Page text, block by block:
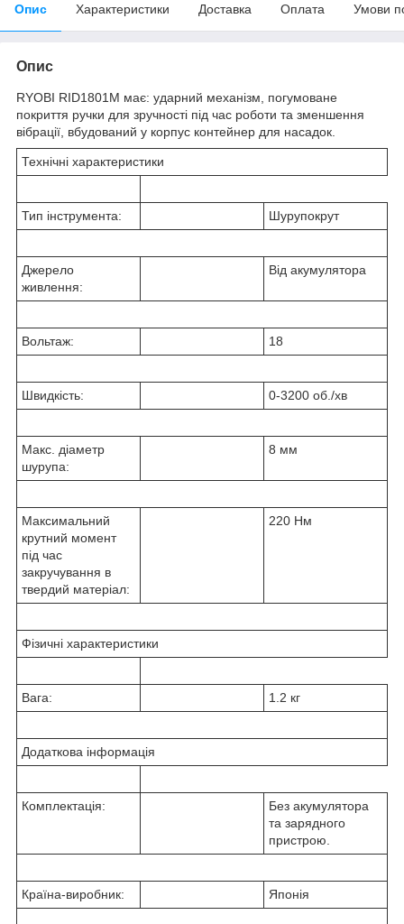
Опис Характеристики Доставка Оплата Умови
Опис
RYOBI RID1801M має: ударний механізм, погумоване
покриття ручки для зручності під час роботи та зменшення
вібрації, вбудований у корпус контейнер для насадок.
Технічні характеристики
Тип інструмента: Шурупокрут
Джерело
живлення:
Від акумулятора
Вольтаж: 18
Швидкість: 0-3200 об./хв
Мaкс. діаметр
шурупа:
8 мм
Максимальний
крутний момент
під час
закручування в
твердий матеріал:
220 Нм
Фізичні характеристики
Вага: 1.2 кг
Додаткова інформація
Комплектація:
Без акумулятора
та зарядного
пристрою.
Країна-виробник: Японія